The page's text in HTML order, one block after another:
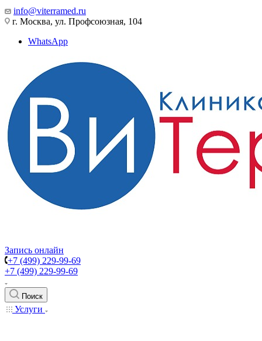
info@viterramed.ru
г. Москва, ул. Профсоюзная, 104
WhatsApp
Запись онлайн
+7 (499) 229-99-69
+7 (499) 229-99-69
Поиск
Услуги